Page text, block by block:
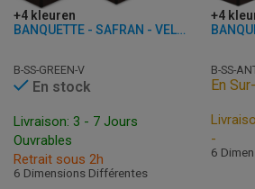
+4 kleuren
BANQUETTE - SAFRAN - VELOURS
B-SS-GREEN-V
En stock
Livraison: 3 - 7 Jours
Ouvrables
Retrait sous 2h
6 Dimensions Différentes
+4
B-SS-
En
-
6